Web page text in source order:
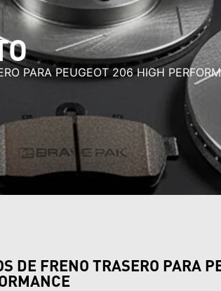
PARA PEUGEOT 206 HIGH
DE FRENO TRASERO PARA